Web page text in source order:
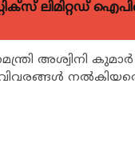
ലിമിറ്റഡ്
അശ്വിനി